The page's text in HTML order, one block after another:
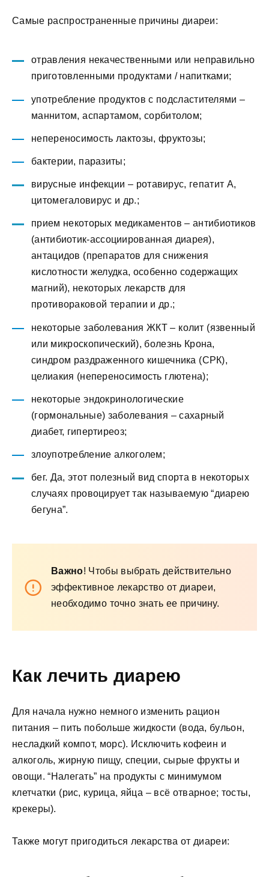
Самые распространенные причины диареи:
отравления некачественными или неправильно
приготовленными продуктами / напитками;
употребление продуктов с подсластителями –
маннитом, аспартамом, сорбитолом;
непереносимость лактозы, фруктозы;
бактерии, паразиты;
вирусные инфекции – ротавирус, гепатит А,
цитомегаловирус и др.;
прием некоторых медикаментов – антибиотиков
(антибиотик-ассоциированная диарея),
антацидов (препаратов для снижения
кислотности желудка, особенно содержащих
магний), некоторых лекарств для
противораковой терапии и др.;
некоторые заболевания ЖКТ – колит (язвенный
или микроскопический), болезнь Крона,
синдром раздраженного кишечника (СРК),
целиакия (непереносимость глютена);
некоторые эндокринологические
(гормональные) заболевания – сахарный
диабет, гипертиреоз;
злоупотребление алкоголем;
бег. Да, этот полезный вид спорта в некоторых
случаях провоцирует так называемую “диарею
бегуна”.
Важно! Чтобы выбрать действительно
эффективное лекарство от диареи,
необходимо точно знать ее причину.
Как лечить диарею
Для начала нужно немного изменить рацион
питания – пить побольше жидкости (вода, бульон,
несладкий компот, морс). Исключить кофеин и
алкоголь, жирную пищу, специи, сырые фрукты и
овощи. “Налегать” на продукты с минимумом
клетчатки (рис, курица, яйца – всё отварное; тосты,
крекеры).
Также могут пригодиться лекарства от диареи: